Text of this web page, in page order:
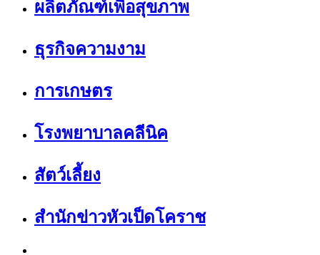
ผลิตภัณฑ์เพื่อสุขภาพ
ธุรกิจความงาม
การเกษตร
โรงพยาบาลคลีนิค
สัตว์เลี้ยง
สำนักข่าวหัวเป็ดโคราช